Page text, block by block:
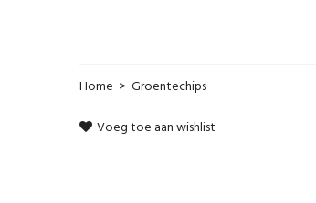
Home > Groentechips
Voeg toe aan wishlist